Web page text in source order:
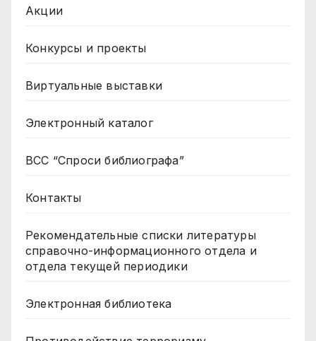
Акции
Конкурсы и проекты
Виртуальные выставки
Электронный каталог
ВСС “Спроси библиографа”
Контакты
Рекомендательные списки литературы
справочно-информационного отдела и
отдела текущей периодики
Электронная библиотека